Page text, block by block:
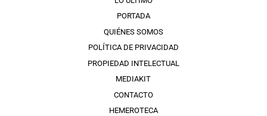
PORTADA
QUIÉNES SOMOS
POLÍTICA DE PRIVACIDAD
PROPIEDAD INTELECTUAL
MEDIAKIT
CONTACTO
HEMEROTECA